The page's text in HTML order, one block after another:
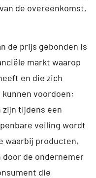
de overeenkomst,
de prijs gebonden is
markt waarop
en die zich
voordoen;
tijdens een
veiling wordt
waarbij producten,
de ondernemer
die